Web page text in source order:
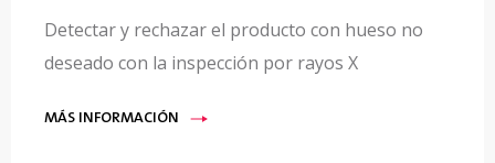
Detectar y rechazar el producto con hueso no
deseado con la inspección por rayos X
MÁS INFORMACIÓN